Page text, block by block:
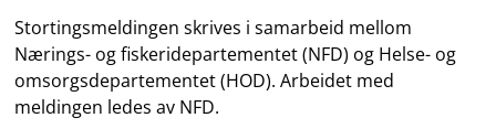
Stortingsmeldingen skrives i samarbeid mellom
Nærings- og fiskeridepartementet (NFD) og Helse- og
omsorgsdepartementet (HOD). Arbeidet med
meldingen ledes av NFD.